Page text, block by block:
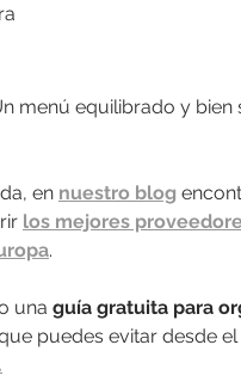
menú equilibrado y
en nuestro blog
los mejores
.
una guía gratuita para
puedes evitar desde el